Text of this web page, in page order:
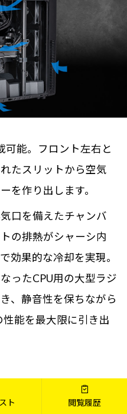
可能。フロント左右と
たスリットから空気
を作り出します。
口を備えたチャンバ
の排熱がシャーシ内
効果的な冷却を実現。
ったCPU用の大型ラジ
、静音性を保ちながら
能を最大限に引き出
り異なります。画像はケースフ
ト 閲覧履歴